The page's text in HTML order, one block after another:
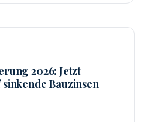
2026: Jetzt
Bauzinsen